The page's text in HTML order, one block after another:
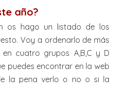
año?
os hago un listado de los
Voy a ordenarlo de más
cuatro grupos A,B,C y D
puedes encontrar en la web
la pena verlo o no o si la